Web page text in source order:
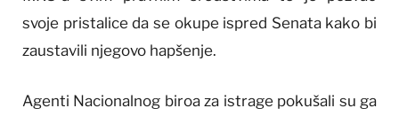
svoje pristalice da se okupe ispred Senata kako bi
zaustavili njegovo hapšenje.
Agenti Nacionalnog biroa za istrage pokušali su ga